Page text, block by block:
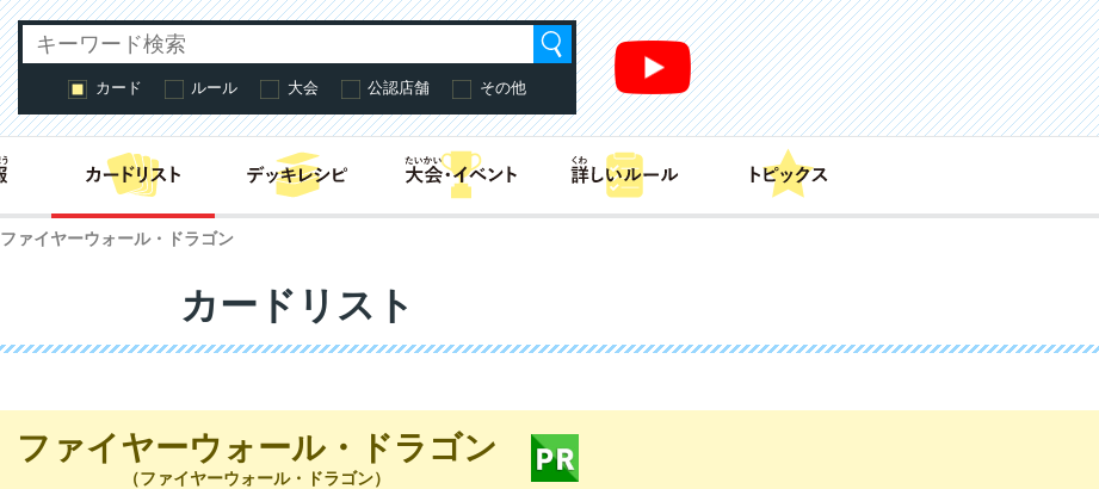
カード ルール 大会 公認店舗 その他
はじめての方へ・あそび方商品情報 カードリスト
ファイヤーウォール・ドラゴン
カードリスト
ファイヤーウォール・ドラゴン
（ファイヤーウォール・ドラゴン）